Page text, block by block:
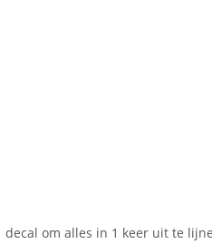
om alles in 1 keer uit te